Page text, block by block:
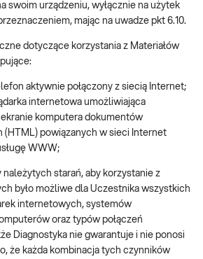
swoim urządzeniu, wyłącznie na użytek
mając na uwadze pkt 6.10.
dotyczące korzystania z Materiałów
aktywnie połączony z siecią Internet;
internetowa umożliwiająca
komputera dokumentów
(HTML) powiązanych w sieci Internet
WWW;
należytych starań, aby korzystanie z
było możliwe dla Uczestnika wszystkich
internetowych, systemów
oraz typów połączeń
Diagnostyka nie gwarantuje i nie ponosi
że każda kombinacja tych czynników